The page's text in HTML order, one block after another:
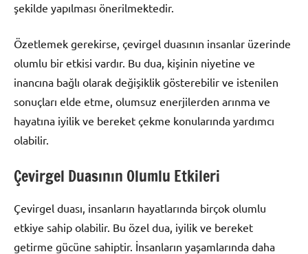
şekilde yapılması önerilmektedir.
Özetlemek gerekirse, çevirgel duasının insanlar üzerinde
olumlu bir etkisi vardır. Bu dua, kişinin niyetine ve
inancına bağlı olarak değişiklik gösterebilir ve istenilen
sonuçları elde etme, olumsuz enerjilerden arınma ve
hayatına iyilik ve bereket çekme konularında yardımcı
olabilir.
Çevirgel Duasının Olumlu Etkileri
Çevirgel duası, insanların hayatlarında birçok olumlu
etkiye sahip olabilir. Bu özel dua, iyilik ve bereket
getirme gücüne sahiptir. İnsanların yaşamlarında daha